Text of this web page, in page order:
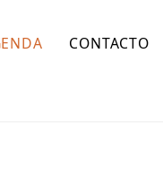
CONTACTO